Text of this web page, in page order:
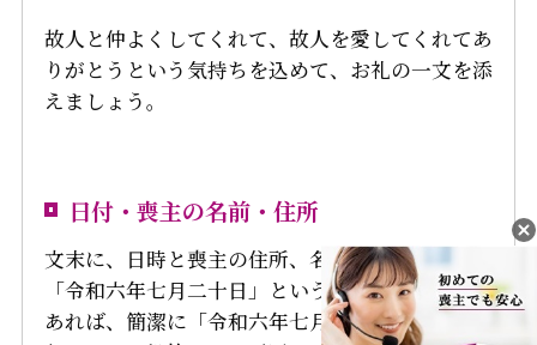
故人と仲よくしてくれて、故人を愛してくれてあ
りがとうという気持ちを込めて、お礼の一文を添
えましょう。
日付・喪主の名前・住所
文末に、日時と喪主の住所、名前を書きます。
「令和六年七月二十日」というように書くことも
あれば、簡潔に「令和六年七月」とすることもあ